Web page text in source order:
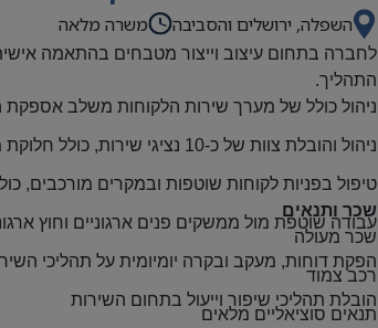
השפלה, ירושלים והסביבה משרה מלאה
לחברה בתחום עיצוב וייצור מטבחים בהתאמה
התהליך.
ניהול כולל של מערך שירות הלקוחות משלב אספקת
ניהול והובלת צוות של כ-10 נציגי שירות, כולל חלוקת משימות ומעקב ביצועים
טיפול בפניות לקוחות שוטפות ובמקרים מורכבים,
עבודה שוטפת מול ממשקים פנים ארגוניים וחוץ
הפקת דוחות, מעקב ובקרה יומיומית על תהליכי
הובלת תהליכי שיפור וייעול בתחום השירות
שכר ותנאים
שכר מעולה
רכב צמוד
תנאים סוציאליים מלאים